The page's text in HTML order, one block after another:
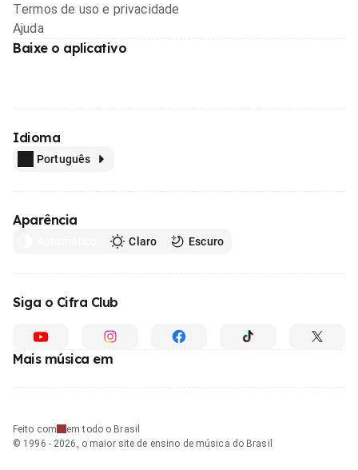
Termos de uso e privacidade
Ajuda
Baixe o aplicativo
Idioma
Português
Aparência
Claro Escuro
Siga o Cifra Club
Mais música em
Feito com
em todo o Brasil
© 1996 - 2026, o maior site de ensino de música do Brasil